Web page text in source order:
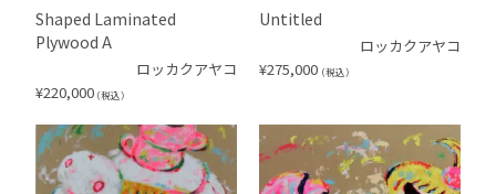
Shaped Laminated
Plywood A
ロッカクアヤコ
¥220,000 （税込）
Untitled
ロッカクアヤコ
¥275,000 （税込）